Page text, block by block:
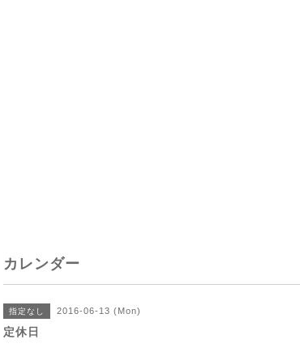
カレンダー
指定なし 2016-06-13 (Mon)
定休日